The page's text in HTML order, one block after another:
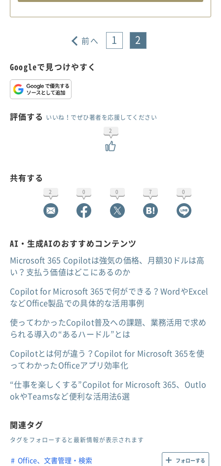
前へ 1 2
Googleで見つけやすく
評価する いいね！でぜひ著者を応援してください
2
共有する
2 0 0 7 0
AI・生成AIのおすすめコンテンツ
Microsoft 365 Copilotは強気の価格、月額30ドルは高
い？支払う価値はどこにあるのか
Copilot for Microsoft 365で何ができる？WordやExcel
などOffice製品での具体的な活用事例
使ってわかったCopilot普及への課題、業務活用で求め
られる導入の“あるハードル”とは
Copilotとは何が違う？Copilot for Microsoft 365を使
ってわかったOfficeアプリ効率化
“仕事を楽しくする”Copilot for Microsoft 365、Outlo
okやTeamsなど便利な活用法6選
関連タグ
タグをフォローすると最新情報が表示されます
Office、文書管理・検索 フォローする